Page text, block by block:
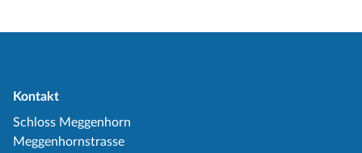
Kontakt
Schloss Meggenhorn
Meggenhornstrasse